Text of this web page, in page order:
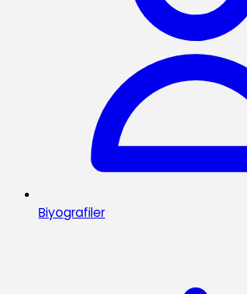
Biyografiler